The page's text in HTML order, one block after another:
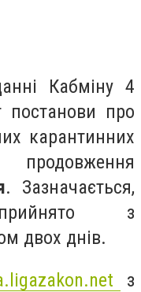
Кабміну 4
постанови про
карантинних
. Зазначається,
з
двох днів.
з